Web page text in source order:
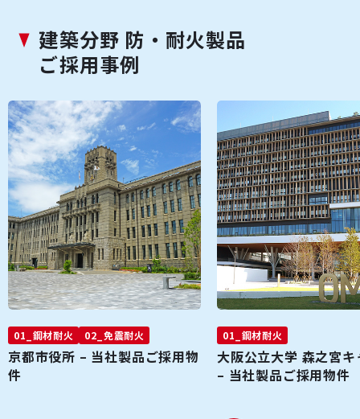
建築分野 防・耐火製品
ご採用事例
01_鋼材耐火 02_免震耐火
京都市役所 – 当社製品ご採用物
件
01_鋼材耐火
大阪公立大学 森之宮
– 当社製品ご採用物件